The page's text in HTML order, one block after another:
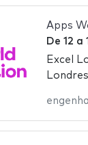
Apps
De 12 a
Excel